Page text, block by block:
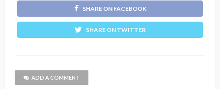
SHARE ON FACEBOOK
SHARE ON TWITTER
ADD A COMMENT